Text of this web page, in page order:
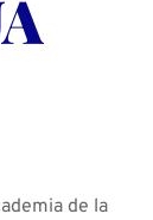
de la